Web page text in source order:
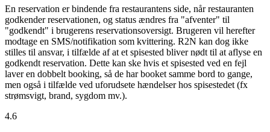
En reservation er bindende fra restaurantens side, når restauranten
godkender reservationen, og status ændres fra "afventer" til
"godkendt" i brugerens reservationsoversigt. Brugeren vil herefter
modtage en SMS/notifikation som kvittering. R2N kan dog ikke
stilles til ansvar, i tilfælde af at et spisested bliver nødt til at aflyse en
godkendt reservation. Dette kan ske hvis et spisested ved en fejl
laver en dobbelt booking, så de har booket samme bord to gange,
men også i tilfælde ved uforudsete hændelser hos spisestedet (fx
strømsvigt, brand, sygdom mv.).
4.6